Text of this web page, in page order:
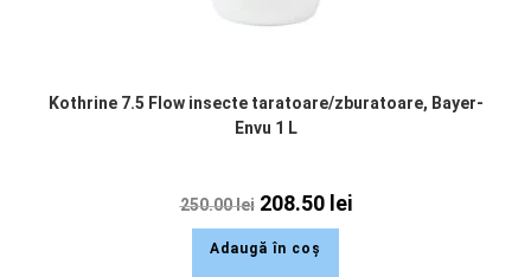
Kothrine 7.5 Flow insecte taratoare/zburatoare, Bayer-
Envu 1 L
250.00lei 208.50 lei
Adaugă în coș